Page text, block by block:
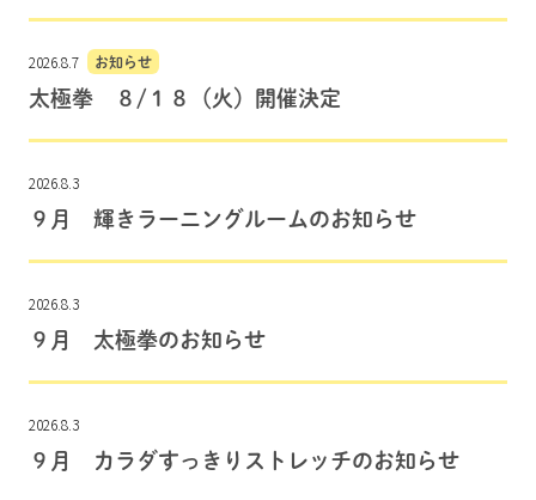
2026.8.7 お知らせ
太極拳 ８/１８（火）開催決定
2026.8.3
９月 輝きラーニングルームのお知らせ
2026.8.3
９月 太極拳のお知らせ
2026.8.3
９月 カラダすっきりストレッチのお知らせ